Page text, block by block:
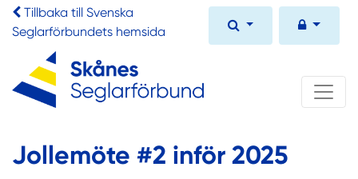
Tillbaka till Svenska
Seglarförbundets hemsida
Jollemöte #2 inför 2025